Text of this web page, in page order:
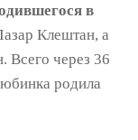
в
Клештан, а
через 36
родила